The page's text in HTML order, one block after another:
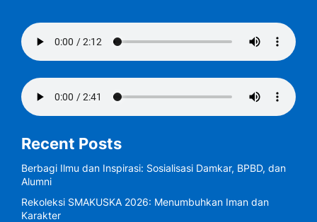
Recent Posts
Berbagi Ilmu dan Inspirasi: Sosialisasi Damkar, BPBD, dan
Alumni
Rekoleksi SMAKUSKA 2026: Menumbuhkan Iman dan
Karakter